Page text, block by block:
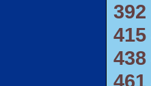
392
415
438
461